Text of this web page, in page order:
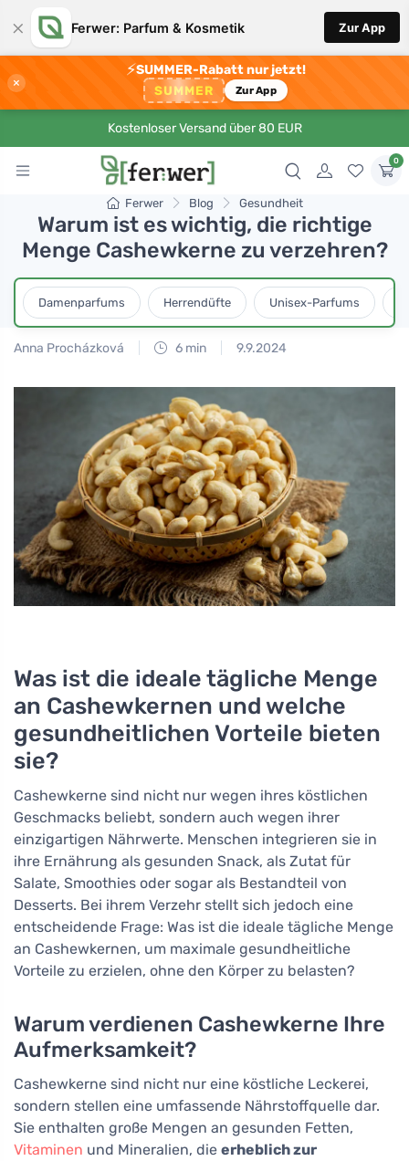
× Ferwer: Parfum & Kosmetik Zur App
×
⚡SUMMER-Rabatt nur jetzt!
SUMMER Zur App
Kostenloser Versand über 80 EUR
0
Ferwer Blog Gesundheit
Warum ist es wichtig, die richtige
Menge Cashewkerne zu verzehren?
Damenparfums Herrendüfte Unisex-Parfums
Anna Procházková 6 min 9.9.2024
Was ist die ideale tägliche Menge
an Cashewkernen und welche
gesundheitlichen Vorteile bieten
sie?
Cashewkerne sind nicht nur wegen ihres köstlichen
Geschmacks beliebt, sondern auch wegen ihrer
einzigartigen Nährwerte. Menschen integrieren sie in
ihre Ernährung als gesunden Snack, als Zutat für
Salate, Smoothies oder sogar als Bestandteil von
Desserts. Bei ihrem Verzehr stellt sich jedoch eine
entscheidende Frage: Was ist die ideale tägliche Menge
an Cashewkernen, um maximale gesundheitliche
Vorteile zu erzielen, ohne den Körper zu belasten?
Warum verdienen Cashewkerne Ihre
Aufmerksamkeit?
Cashewkerne sind nicht nur eine köstliche Leckerei,
sondern stellen eine umfassende Nährstoffquelle dar.
Sie enthalten große Mengen an gesunden Fetten,
Vitaminen und Mineralien, die erheblich zur